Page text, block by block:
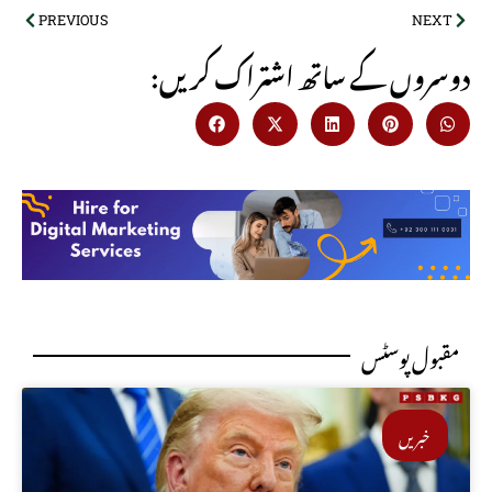
PREVIOUS NEXT
:دوسروں کے ساتھ اشتراک کریں
مقبول پوسٹس
خبریں